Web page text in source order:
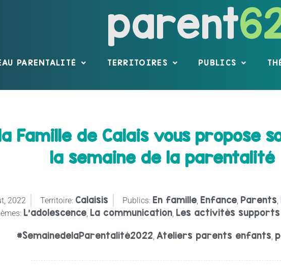
parent
PARENTALITÉ TERRITOIRES PUBLICS
Famille de Calais vous propose
la semaine de la parentalité
2022 Territoire: Calaisis Publics: En famille Enfance Parents
L’adolescence, La communication, Les activités
#SemainedelaParentalité2022 Ateliers parents enfants